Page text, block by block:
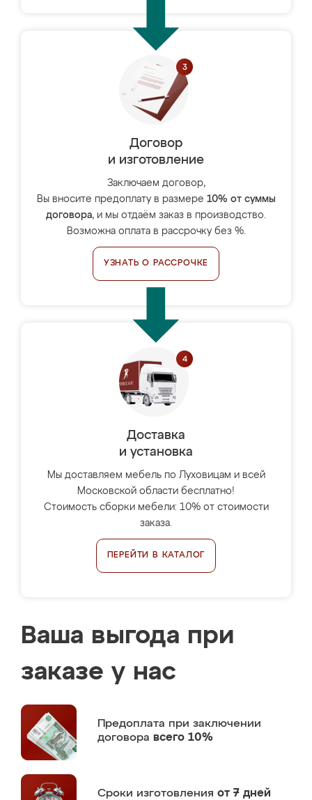
Договор
и изготовление
Заключаем договор,
Вы вносите предоплату в размере 10% от суммы
договора, и мы отдаём заказ в производство.
Возможна оплата в рассрочку без %.
УЗНАТЬ О РАССРОЧКЕ
Доставка
и установка
Мы доставляем мебель по Луховицам и всей
Московской области бесплатно!
Стоимость сборки мебели: 10% от стоимости
заказа.
ПЕРЕЙТИ В КАТАЛОГ
Ваша выгода при
заказе у нас
Предоплата при заключении
договора всего 10%
Сроки изготовления от 7 дней